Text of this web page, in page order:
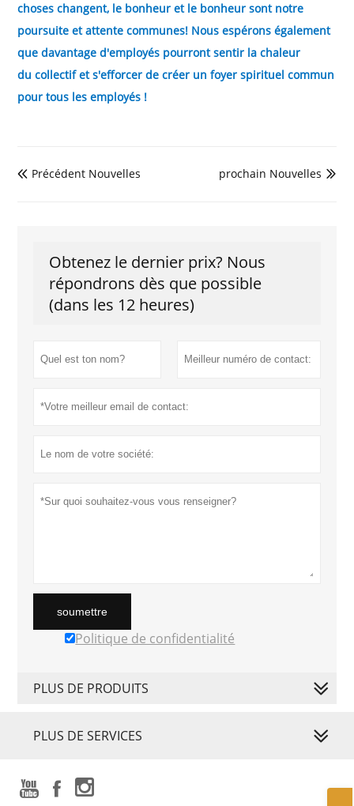
choses changent, le bonheur et le bonheur sont notre
poursuite et attente communes! Nous espérons également
que davantage d'employés pourront sentir la chaleur
du collectif et s'efforcer de créer un foyer spirituel commun
pour tous les employés !
 Précédent Nouvelles 
prochain Nouvelles
Obtenez le dernier prix? Nous
répondrons dès que possible
(dans les 12 heures)
soumettre
Politique de confidentialité
PLUS DE PRODUITS
PLUS DE SERVICES
  